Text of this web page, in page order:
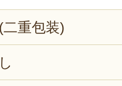
重包装)